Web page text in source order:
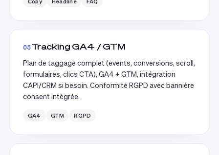
05Tracking GA4 / GTM
Plan de taggage complet (events, conversions, scroll,
formulaires, clics CTA), GA4 + GTM, intégration
CAPI/CRM si besoin. Conformité RGPD avec bannière
consent intégrée.
GA4 GTM RGPD